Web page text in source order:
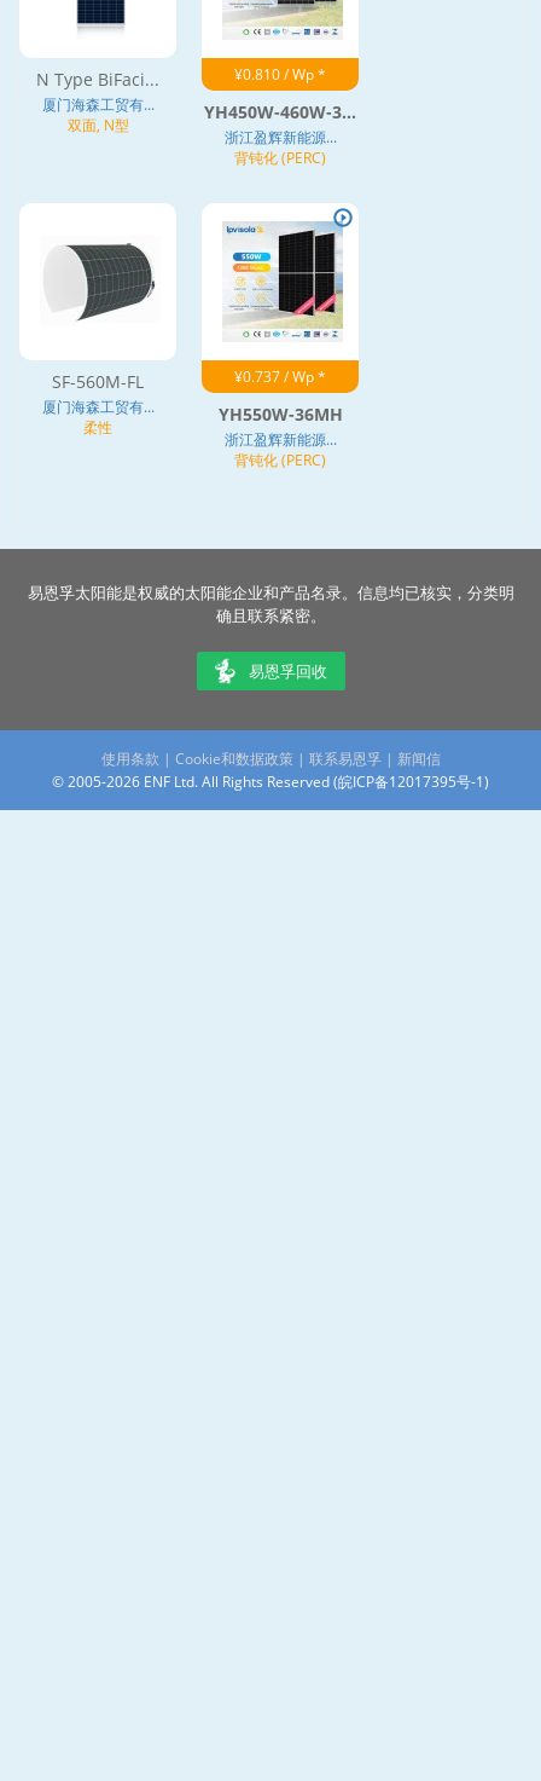
N Type BiFaci...
厦门海森工贸有...
双面, N型
¥0.810 / Wp *
YH450W-460W-3...
浙江盈辉新能源...
背钝化 (PERC)
SF-560M-FL
厦门海森工贸有...
柔性
¥0.737 / Wp *
YH550W-36MH
浙江盈辉新能源...
背钝化 (PERC)
易恩孚太阳能是权威的太阳能企业和产品名录。信息均已核实，分类明
确且联系紧密。
易恩孚回收
使用条款 | Cookie和数据政策| 联系易恩孚 | 新闻信
© 2005-2026 ENF Ltd. All Rights Reserved (皖ICP备12017395号-1)